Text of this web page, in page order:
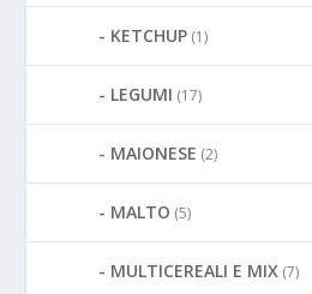
KETCHUP (1)
LEGUMI (17)
MAIONESE (2)
MALTO (5)
MULTICEREALI E MIX (7)